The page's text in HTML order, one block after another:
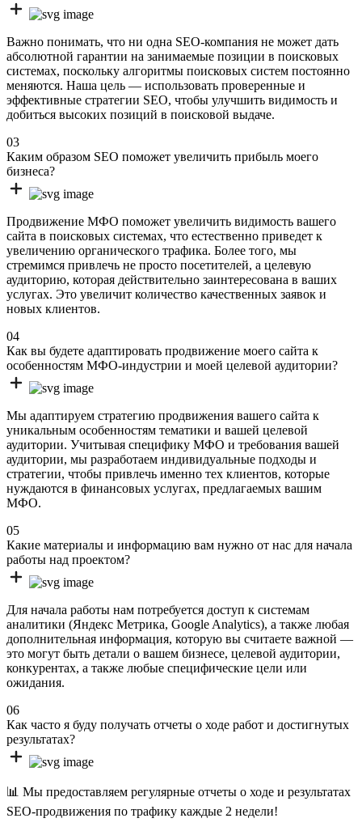
Важно понимать, что ни одна SEO-компания не может дать
абсолютной гарантии на занимаемые позиции в поисковых
системах, поскольку алгоритмы поисковых систем постоянно
меняются. Наша цель — использовать проверенные и
эффективные стратегии SEO, чтобы улучшить видимость и
добиться высоких позиций в поисковой выдаче.
03
Каким образом SEO поможет увеличить прибыль моего
бизнеса?
Продвижение МФО поможет увеличить видимость вашего
сайта в поисковых системах, что естественно приведет к
увеличению органического трафика. Более того, мы
стремимся привлечь не просто посетителей, а целевую
аудиторию, которая действительно заинтересована в ваших
услугах. Это увеличит количество качественных заявок и
новых клиентов.
04
Как вы будете адаптировать продвижение моего сайта к
особенностям МФО-индустрии и моей целевой аудитории?
Мы адаптируем стратегию продвижения вашего сайта к
уникальным особенностям тематики и вашей целевой
аудитории. Учитывая специфику МФО и требования вашей
аудитории, мы разработаем индивидуальные подходы и
стратегии, чтобы привлечь именно тех клиентов, которые
нуждаются в финансовых услугах, предлагаемых вашим
МФО.
05
Какие материалы и информацию вам нужно от нас для начала
работы над проектом?
Для начала работы нам потребуется доступ к системам
аналитики (Яндекс Метрика, Google Analytics), а также любая
дополнительная информация, которую вы считаете важной —
это могут быть детали о вашем бизнесе, целевой аудитории,
конкурентах, а также любые специфические цели или
ожидания.
06
Как часто я буду получать отчеты о ходе работ и достигнутых
результатах?
📊 Мы предоставляем регулярные отчеты о ходе и результатах
SEO-продвижения по трафику каждые 2 недели!